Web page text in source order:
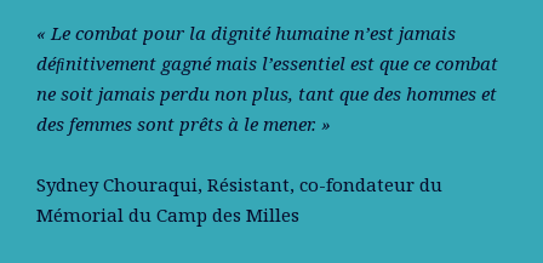
« Le combat pour la dignité humaine n’est jamais
déﬁnitivement gagné mais l’essentiel est que ce combat
ne soit jamais perdu non plus, tant que des hommes et
des femmes sont prêts à le mener. »
Sydney Chouraqui, Résistant, co-fondateur du
Mémorial du Camp des Milles